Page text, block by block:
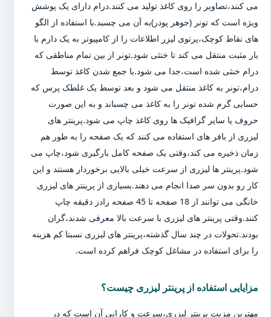
می کنند،تصاویر را روی کاغذ تولید می کنند.درام دارای یک پوشش
ویژه است که تونر (جوهر پودر)به آن می چسبد.با استفاده از الگو
های نقاط کوچک،پرتوی لیزر اطلاعات را از کامپیوتر به یک دارم با
بار مثبت منتقل می کند تا خنثی شود.تونر از بین تمام مناطقی که
درام خنثی شده است،جدا می شود.با جمع شدن کاغذ توسط
درام،تونر به کاغذ منتقل می شود و بعد توسط یک غلطک پرس که
حسابی گرم شده تونر را به کاغذ می چسباند و به این صورت
حروف یا سایر گرافیک ها روی کاغذ چاپ می شود.پرینتر های
لیزری از بافر های استفاده می کنند که یک صفحه را به طور هم
زمان ذخیره می کند،وقتی یک صفحه کامل بارگیری شود،چاپ می
شود.پرینتر ها لیزری از سرعت خیلی بالایی برخوردار هستند و این
کار رو بدون سر صدا انجام می دهند.بسیاری از پرینتر های لیزری
خانگی می توانند از 18 صفحه تا 45 صفحه رادر دقیقه چاپ
کنند.وقتی پرینتر های لیزری با سرعت بالا معرفی شدند،گران
بودند.تحولات در چند سال گذشته،پرینتر های لیزری نسبتا کم هزینه
را برای استفاده در مشاغل کوچک فراهم کرده است.
مزایایی استفاده از پرینتر لیزری چیست؟
مهترین مزیت پرینتر لیزری،سرعت و کارایی آن است که در